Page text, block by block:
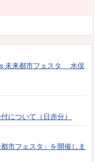
未来都市フェスタ 水俣
について（日赤分）
市フェスタ」を開催しま